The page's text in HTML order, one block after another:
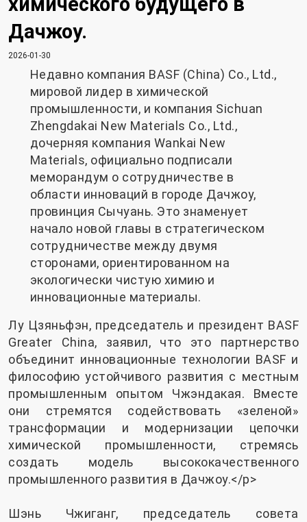
Дачжоу.
2026-01-30
Недавно компания BASF (China) Co., Ltd.,
мировой лидер в химической
промышленности, и компания Sichuan
Zhengdakai New Materials Co., Ltd.,
дочерняя компания Wankai New
Materials, официально подписали
меморандум о сотрудничестве в
области инноваций в городе Дачжоу,
провинция Сычуань. Это знаменует
начало новой главы в стратегическом
сотрудничестве между двумя
сторонами, ориентированном на
экологически чистую химию и
инновационные материалы.
Лу Цзяньфэн, председатель и президент BASF
Greater China, заявил, что это партнерство
объединит инновационные технологии BASF и
философию устойчивого развития с местным
промышленным опытом Чжэндакая. Вместе
они стремятся содействовать «зеленой»
трансформации и модернизации цепочки
химической промышленности, стремясь
создать модель высококачественного
промышленного развития в Дачжоу.</p>
Шэнь Чжиганг, председатель совета